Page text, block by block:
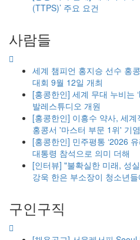
(TTPS)’ 주요 요건
사람들
세계 챔피언 홍지승 선수 홍
대회 9월 12일 개최
[홍콩한인] 세계 무대 누비는
발레스튜디오 개원
[홍콩한인] 이흥수 약사, 세
홍콩서 '마스터 부문 1위' 기염
[홍콩한인] 민주평통 ‘2026
대통령 참석으로 의미 더해
[인터뷰] "불확실한 미래, 성
강욱 한은 부소장이 청소년
구인구직